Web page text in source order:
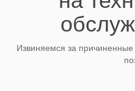
Извиняемся за причиненные